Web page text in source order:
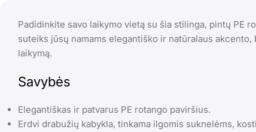
Padidinkite savo laikymo vietą su šia stilinga, pintų PE
suteiks jūsų namams elegantiško ir natūralaus
laikymą.
Savybės
Elegantiškas ir patvarus PE rotango paviršius.
Erdvi drabužių kabykla, tinkama ilgomis suknelėms,